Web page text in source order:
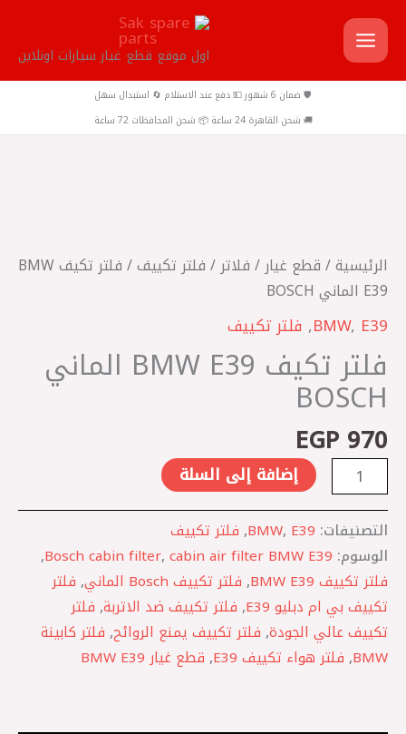
تخطي
إلى
المحتوى
اول موقع قطع غيار سيارات اونلاين
🛡️ ضمان 6 شهور 💵 دفع عند الاستلام 🔄 استبدال سهل
🚚 شحن القاهرة 24 ساعة 📦 شحن المحافظات 72 ساعة
الرئيسية/ قطع غيار/ فلاتر/ فلتر تكييف
/ فلتر تكيف BMW
E39 الماني BOSCH
BMW, E39
, فلتر تكييف
فلتر تكيف BMW E39 الماني
BOSCH
EGP 970
تكيف
BMW
الماني
BOSCH
إضافة إلى السلة
التصنيفات: BMW, E39
, فلتر تكييف
الوسوم:
Bosch cabin filter, cabin air filter BMW E39
,
فلتر تكييف BMW E39
, فلتر تكييف Bosch الماني , فلتر
تكييف بي ام دبليو E39
, فلتر تكييف ضد الاتربة, فلتر
تكييف عالي الجودة, فلتر تكييف يمنع الروائح, فلتر كابينة
BMW
, فلتر هواء تكييف E39 , قطع غيار BMW E39